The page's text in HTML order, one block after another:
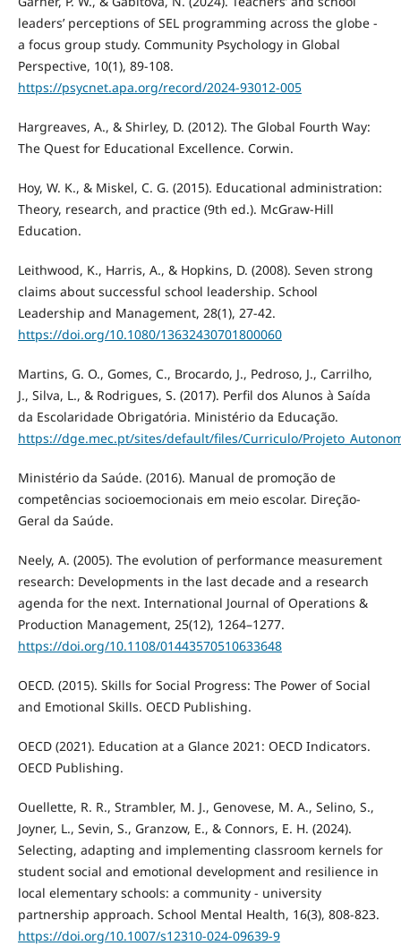
leaders’ perceptions of SEL programming across the globe -
a focus group study. Community Psychology in Global
Perspective, 10(1), 89-108.
https://psycnet.apa.org/record/2024-93012-005
Hargreaves, A., & Shirley, D. (2012). The Global Fourth Way:
The Quest for Educational Excellence. Corwin.
Hoy, W. K., & Miskel, C. G. (2015). Educational administration:
Theory, research, and practice (9th ed.). McGraw-Hill
Education.
Leithwood, K., Harris, A., & Hopkins, D. (2008). Seven strong
claims about successful school leadership. School
Leadership and Management, 28(1), 27-42.
https://doi.org/10.1080/13632430701800060
Martins, G. O., Gomes, C., Brocardo, J., Pedroso, J., Carrilho,
J., Silva, L., & Rodrigues, S. (2017). Perfil dos Alunos à Saída
da Escolaridade Obrigatória. Ministério da Educação.
https://dge.mec.pt/sites/default/files/Curriculo/
Ministério da Saúde. (2016). Manual de promoção de
competências socioemocionais em meio escolar. Direção-
Geral da Saúde.
Neely, A. (2005). The evolution of performance measurement
research: Developments in the last decade and a research
agenda for the next. International Journal of Operations &
Production Management, 25(12), 1264–1277.
https://doi.org/10.1108/01443570510633648
OECD. (2015). Skills for Social Progress: The Power of Social
and Emotional Skills. OECD Publishing.
OECD (2021). Education at a Glance 2021: OECD Indicators.
OECD Publishing.
Ouellette, R. R., Strambler, M. J., Genovese, M. A., Selino, S.,
Joyner, L., Sevin, S., Granzow, E., & Connors, E. H. (2024).
Selecting, adapting and implementing classroom kernels for
student social and emotional development and resilience in
local elementary schools: a community - university
partnership approach. School Mental Health, 16(3), 808-823.
https://doi.org/10.1007/s12310-024-09639-9